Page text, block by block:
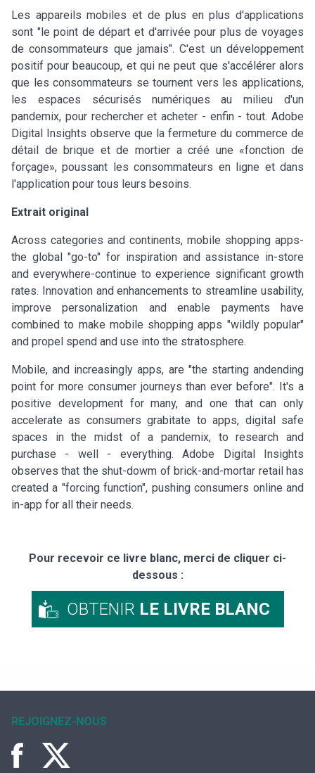
Les appareils mobiles et de plus en plus d'applications
sont "le point de départ et d'arrivée pour plus de voyages
de consommateurs que jamais". C'est un développement
positif pour beaucoup, et qui ne peut que s'accélérer alors
que les consommateurs se tournent vers les applications,
les espaces sécurisés numériques au milieu d'un
pandemix, pour rechercher et acheter - enfin - tout. Adobe
Digital Insights observe que la fermeture du commerce de
détail de brique et de mortier a créé une «fonction de
forçage», poussant les consommateurs en ligne et dans
l'application pour tous leurs besoins.
Extrait original
Across categories and continents, mobile shopping apps-
the global "go-to" for inspiration and assistance in-store
and everywhere-continue to experience significant growth
rates. Innovation and enhancements to streamline usability,
improve personalization and enable payments have
combined to make mobile shopping apps "wildly popular"
and propel spend and use into the stratosphere.
Mobile, and increasingly apps, are "the starting andending
point for more consumer journeys than ever before". It's a
positive development for many, and one that can only
accelerate as consumers grabitate to apps, digital safe
spaces in the midst of a pandemix, to research and
purchase - well - everything. Adobe Digital Insights
observes that the shut-dowm of brick-and-mortar retail has
created a "forcing function", pushing consumers online and
in-app for all their needs.
Pour recevoir ce livre blanc, merci de cliquer ci-
dessous :
OBTENIR LE LIVRE BLANC
REJOIGNEZ-NOUS